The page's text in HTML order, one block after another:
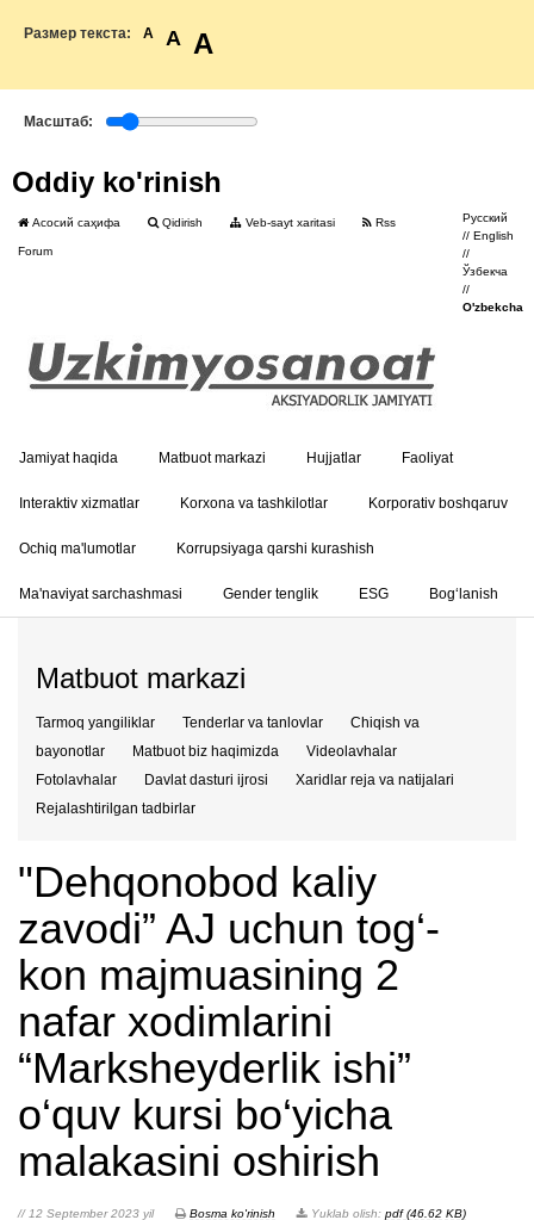
Размер текста: A A A
Масштаб:
Oddiy ko'rinish
Асосий саҳифа Qidirish Veb-sayt xaritasi Rss
Forum
Русский
//English
//
Ўзбекча
//
O'zbekcha
Jamiyat haqida Matbuot markazi Hujjatlar Faoliyat
Interaktiv xizmatlar Korxona va tashkilotlar Korporativ boshqaruv
Ochiq ma'lumotlar Korrupsiyaga qarshi kurashish
Ma'naviyat sarchashmasi Gender tenglik ESG Bog‘lanish
Matbuot markazi
Tarmoq yangiliklar Tenderlar va tanlovlar
Chiqish va
bayonotlar
Matbuot biz haqimizda
Videolavhalar
Fotolavhalar
Davlat dasturi ijrosi
Xaridlar reja va natijalari
Rejalashtirilgan tadbirlar
"Dehqonobod kaliy
zavodi” AJ uchun tog‘-
kon majmuasining 2
nafar xodimlarini
“Marksheyderlik ishi”
o‘quv kursi bo‘yicha
malakasini oshirish
// 12 September 2023 yil Bosma ko'rinish Yuklab olish: pdf (46.62 KB)